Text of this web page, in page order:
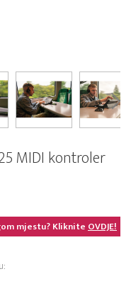
MIDI kontroler
mjestu? KlikniteOVDJE!